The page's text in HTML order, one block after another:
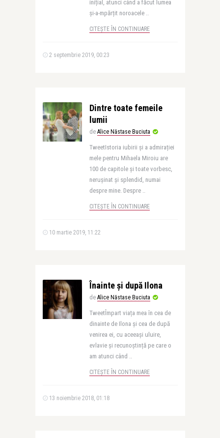
inițial, atunci când a făcut lumea
și-a-mpărțit noroacele ..
CITEȘTE ÎN CONTINUARE
2 septembrie 2019, 00:23
Dintre toate femeile
lumii
de Alice Năstase Buciuta
TweetIstoria iubirii și a admirației
mele pentru Mihaela Miroiu are
100 de capitole și toate vorbesc,
nerușinat și splendid, numai
despre mine. Despre ..
CITEȘTE ÎN CONTINUARE
10 martie 2019, 11:22
Înainte și după Ilona
de Alice Năstase Buciuta
TweetÎmpart viața mea în cea de
dinainte de Ilona și cea de după
venirea ei, cu aceeași uluire,
evlavie și recunoștință pe care o
am atunci când ..
CITEȘTE ÎN CONTINUARE
13 noiembrie 2018, 01:18